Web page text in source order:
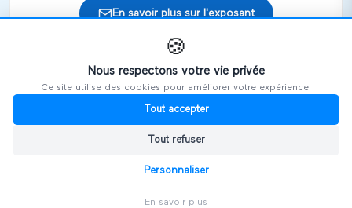
En savoir plus sur l'exposant
🎪Retrouvez cet exposant sur les salons
🍪
Nous respectons votre vie privée
Ce site utilise des cookies pour améliorer votre expérience.
Tout accepter
Tout refuser
Personnaliser
En savoir plus